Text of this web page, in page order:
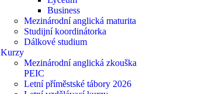
Business
Mezinárodní anglická maturita
Studijní koordinátorka
Dálkové studium
Kurzy
Mezinárodní anglická zkouška
PEIC
Letní příměstské tábory 2026